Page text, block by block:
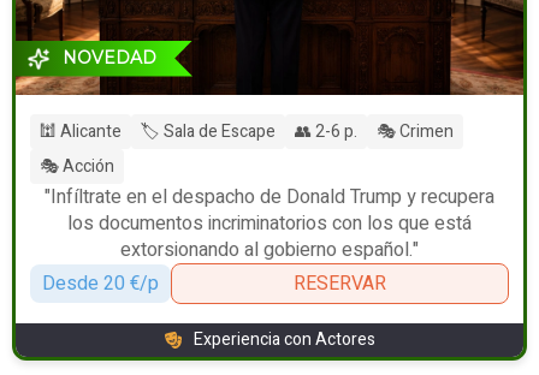
NOVEDAD
🕍 Alicante 🏷️ Sala de Escape 👥 2-6 p.
🎭 Crimen
🎭 Acción
"Infíltrate en el despacho de Donald Trump y recupera
los documentos incriminatorios con los que está
extorsionando al gobierno español."
Desde 20 €/p
RESERVAR
Experiencia con Actores